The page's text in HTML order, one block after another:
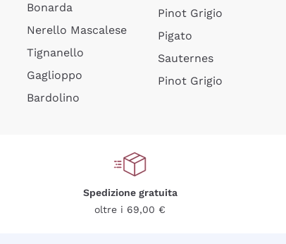
Bonarda
Nerello Mascalese
Tignanello
Gaglioppo
Bardolino
Pinot Grigio
Pigato
Sauternes
Pinot Grigio
Spedizione gratuita
oltre i 69,00 €